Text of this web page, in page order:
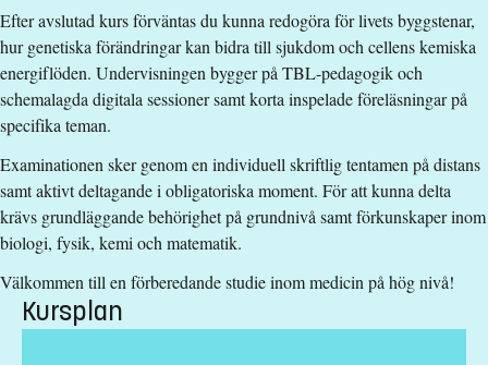
Grundläggande behörighet på grundnivå samt Biologi 2 och
Kemi 2.
Alternativt.
och Kemi nivå 2.
Urval
Betyg (50%) högskoleprov (35%) akademiska poäng (15%)
Kurstidsinformation
Efter avslutad kurs förväntas du kunna redogöra för livets byggstenar,
hur genetiska förändringar kan bidra till sjukdom och cellens kemiska
energiflöden. Undervisningen bygger på TBL-pedagogik och
schemalagda digitala sessioner samt korta inspelade föreläsningar på
specifika teman.
Examinationen sker genom en individuell skriftlig tentamen på distans
samt aktivt deltagande i obligatoriska moment. För att kunna delta
krävs grundläggande behörighet på grundnivå samt förkunskaper inom
biologi, fysik, kemi och matematik.
Välkommen till en förberedande studie inom medicin på hög nivå!
Kursplan